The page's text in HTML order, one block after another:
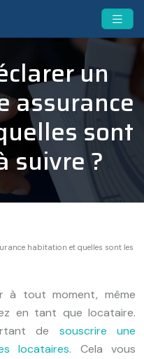
un
assurance
sont
suivre ?
habitation et quelles sont les
à tout moment, même
en tant que locataire.
de souscrire une
locataires. Cela vous